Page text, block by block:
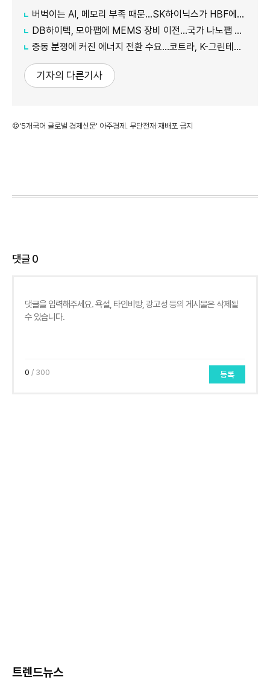
버벅이는 AI, 메모리 부족 때문…SK하이닉스가 HBF에 집중하는 이유
DB하이텍, 모아팹에 MEMS 장비 이전…국가 나노팹 공정 지원
중동 분쟁에 커진 에너지 전환 수요…코트라, K-그린테크 수출길 넓힌다
기자의 다른기사
©'5개국어 글로벌 경제신문' 아주경제. 무단전재·재배포 금지
댓글0
0 / 300 등록
트렌드뉴스